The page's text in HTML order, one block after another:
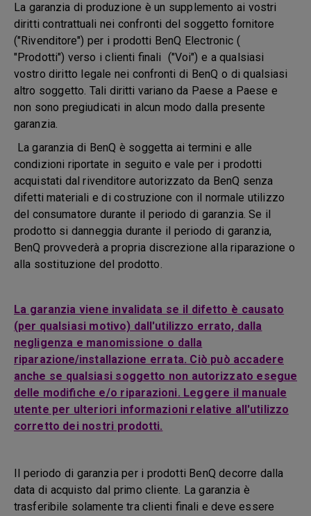
La garanzia di produzione è un supplemento ai vostri
diritti contrattuali nei confronti del soggetto fornitore
("Rivenditore") per i prodotti BenQ Electronic (
"Prodotti") verso i clienti finali ("Voi") e a qualsiasi
vostro diritto legale nei confronti di BenQ o di qualsiasi
altro soggetto. Tali diritti variano da Paese a Paese e
non sono pregiudicati in alcun modo dalla presente
garanzia.
La garanzia di BenQ è soggetta ai termini e alle
condizioni riportate in seguito e vale per i prodotti
acquistati dal rivenditore autorizzato da BenQ senza
difetti materiali e di costruzione con il normale utilizzo
del consumatore durante il periodo di garanzia. Se il
prodotto si danneggia durante il periodo di garanzia,
BenQ provvederà a propria discrezione alla riparazione o
alla sostituzione del prodotto.
La garanzia viene invalidata se il difetto è causato
(per qualsiasi motivo) dall'utilizzo errato, dalla
negligenza e manomissione o dalla
riparazione/installazione errata. Ciò può accadere
anche se qualsiasi soggetto non autorizzato esegue
delle modifiche e/o riparazioni. Leggere il manuale
utente per ulteriori informazioni relative all'utilizzo
corretto dei nostri prodotti.
Il periodo di garanzia per i prodotti BenQ decorre dalla
data di acquisto dal primo cliente. La garanzia è
trasferibile solamente tra clienti finali e deve essere